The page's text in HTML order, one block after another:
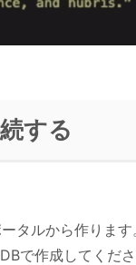
する
タルから作ります
で作成してくださ